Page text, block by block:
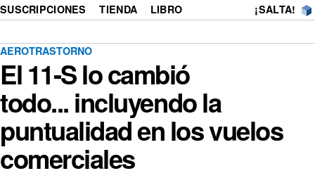
SUSCRIPCIONES
TIENDA LIBRO ¡SALTA!
AEROTRASTORNO
El 11-S lo cambió
todo... incluyendo la
puntualidad en los vuelos
comerciales